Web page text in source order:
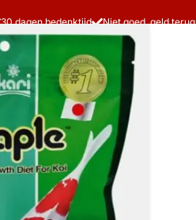
30 dagen bedenktijd Niet goed, geld terug